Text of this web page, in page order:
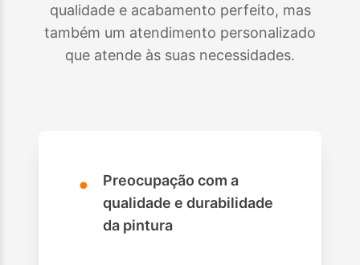
qualidade e acabamento perfeito, mas
também um atendimento personalizado
que atende às suas necessidades.
•
Preocupação com a
qualidade e durabilidade
da pintura